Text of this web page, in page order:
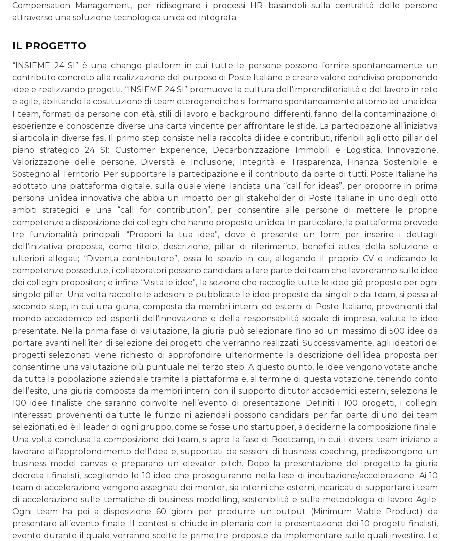
Compensation Management, per ridisegnare i processi HR basandoli sulla centralità delle persone
attraverso una soluzione tecnologica unica ed integrata.
IL PROGETTO
“INSIEME 24 SI” è una change platform in cui tutte le persone possono fornire spontaneamente un
contributo concreto alla realizzazione del purpose di Poste Italiane e creare valore condiviso proponendo
idee e realizzando progetti. “INSIEME 24 SI” promuove la cultura dell’imprenditorialità e del lavoro in rete
e agile, abilitando la costituzione di team eterogenei che si formano spontaneamente attorno ad una idea.
I team, formati da persone con età, stili di lavoro e background differenti, fanno della contaminazione di
esperienze e conoscenze diverse una carta vincente per affrontare le sfide. La partecipazione all’iniziativa
si articola in diverse fasi. Il primo step consiste nella raccolta di idee e contributi, riferibili agli otto pillar del
piano strategico 24 SI: Customer Experience, Decarbonizzazione Immobili e Logistica, Innovazione,
Valorizzazione delle persone, Diversità e Inclusione, Integrità e Trasparenza, Finanza Sostenibile e
Sostegno al Territorio. Per supportare la partecipazione e il contributo da parte di tutti, Poste Italiane ha
adottato una piattaforma digitale, sulla quale viene lanciata una “call for ideas”, per proporre in prima
persona un’idea innovativa che abbia un impatto per gli stakeholder di Poste Italiane in uno degli otto
ambiti strategici; e una “call for contribution”, per consentire alle persone di mettere le proprie
competenze a disposizione dei colleghi che hanno proposto un’idea. In particolare, la piattaforma prevede
tre funzionalità principali: “Proponi la tua idea”, dove è presente un form per inserire i dettagli
dell’iniziativa proposta, come titolo, descrizione, pillar di riferimento, benefici attesi della soluzione e
ulteriori allegati; “Diventa contributore”, ossia lo spazio in cui, allegando il proprio CV e indicando le
competenze possedute, i collaboratori possono candidarsi a fare parte dei team che lavoreranno sulle idee
dei colleghi propositori; e infine “Visita le idee”, la sezione che raccoglie tutte le idee già proposte per ogni
singolo pillar. Una volta raccolte le adesioni e pubblicate le idee proposte dai singoli o dai team, si passa al
secondo step, in cui una giuria, composta da membri interni ed esterni di Poste Italiane, provenienti dal
mondo accademico ed esperti dell’innovazione e della responsabilità sociale di impresa, valuta le idee
presentate. Nella prima fase di valutazione, la giuria può selezionare fino ad un massimo di 500 idee da
portare avanti nell’iter di selezione dei progetti che verranno realizzati. Successivamente, agli ideatori dei
progetti selezionati viene richiesto di approfondire ulteriormente la descrizione dell’idea proposta per
consentirne una valutazione più puntuale nel terzo step. A questo punto, le idee vengono votate anche
da tutta la popolazione aziendale tramite la piattaforma e, al termine di questa votazione, tenendo conto
dell’esito, una giuria composta da membri interni con il supporto di tutor accademici esterni, seleziona le
100 idee finaliste che saranno coinvolte nell’evento di presentazione. Definiti i 100 progetti, i colleghi
interessati provenienti da tutte le funzio ni aziendali possono candidarsi per far parte di uno dei team
selezionati, ed è il leader di ogni gruppo, come se fosse uno startupper, a deciderne la composizione finale.
Una volta conclusa la composizione dei team, si apre la fase di Bootcamp, in cui i diversi team iniziano a
lavorare all’approfondimento dell’idea e, supportati da sessioni di business coaching, predispongono un
business model canvas e preparano un elevator pitch. Dopo la presentazione del progetto la giuria
decreta i finalisti, scegliendo le 10 idee che proseguiranno nella fase di incubazione/accelerazione. Ai 10
team di accelerazione vengono assegnati dei mentor, sia interni che esterni, incaricati di supportare i team
di accelerazione sulle tematiche di business modelling, sostenibilità e sulla metodologia di lavoro Agile.
Ogni team ha poi a disposizione 60 giorni per produrre un output (Minimum Viable Product) da
presentare all’evento finale. Il contest si chiude in plenaria con la presentazione dei 10 progetti finalisti,
evento durante il quale verranno scelte le prime tre proposte da implementare sulle quali investire. Le